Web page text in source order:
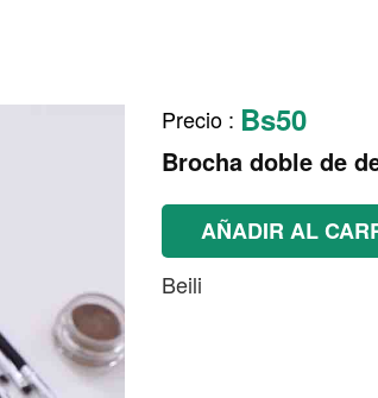
Precio : Bs50
Brocha doble de
AÑADIR AL
Beili